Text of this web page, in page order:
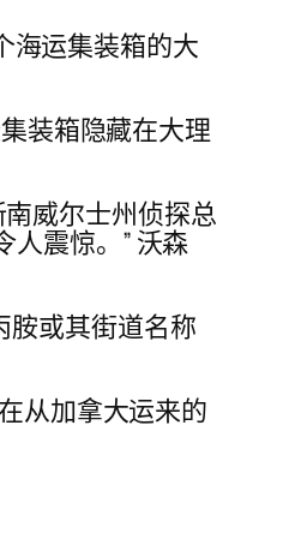
海运集装箱的大
装箱隐藏在大理
威尔士州侦探总
人震惊。” 沃森
胺或其街道名称
从加拿大运来的